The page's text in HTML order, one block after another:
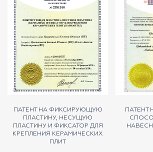
ПАТЕНТ НА ФИКСИРУЮЩУЮ
ПЛАСТИНУ, НЕСУЩУЮ
ПЛАСТИНУ И ФИКСАТОР ДЛЯ
КРЕПЛЕНИЯ КЕРАМИЧЕСКИХ
ПЛИТ
ПАТЕНТ